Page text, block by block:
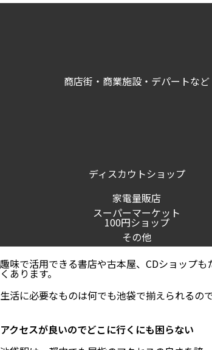
商店街・商業施設・デパートなど
ディスカウトショップ
家電量販店
スーパーマーケット
100円ショップ
その他
趣味で活用できる書店や古本屋、CDショップ
くあります。
生活に必要なものは何でも池袋で揃えられるの
アクセスが良いのでどこに行くにも困らない